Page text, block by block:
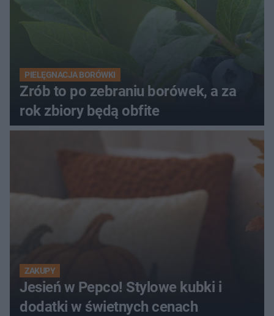
PIELĘGNACJA BORÓWKI
Zrób to po zebraniu borówek, a za
rok zbiory będą obfite
ZAKUPY
Jesień w Pepco! Stylowe kubki i
dodatki w świetnych cenach